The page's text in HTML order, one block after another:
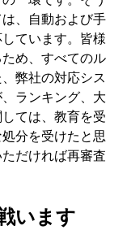
、自動および手
ています。皆様
め、すべてのル
弊社の対応シス
ランキング、大
ては、教育を受
分を受けたと思
だければ再審査
います